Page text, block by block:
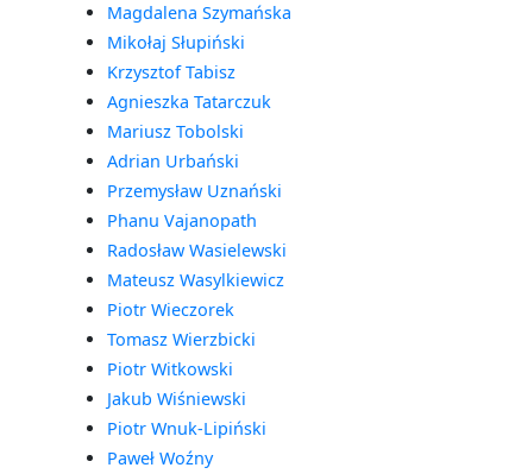
Magdalena Szymańska
Mikołaj Słupiński
Krzysztof Tabisz
Agnieszka Tatarczuk
Mariusz Tobolski
Adrian Urbański
Przemysław Uznański
Phanu Vajanopath
Radosław Wasielewski
Mateusz Wasylkiewicz
Piotr Wieczorek
Tomasz Wierzbicki
Piotr Witkowski
Jakub Wiśniewski
Piotr Wnuk-Lipiński
Paweł Woźny